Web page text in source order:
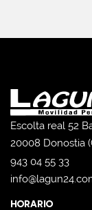
Escolta real 52
20008 Donostia
943 04 55 33
HORARIO